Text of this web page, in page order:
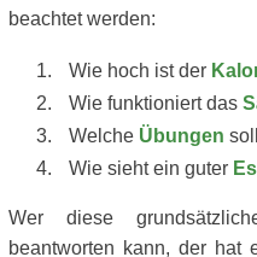
beachtet werden:
Wie hoch ist der
Wie funktioniert das
Welche Übungen
Wie sieht ein guter
Wer diese
beantworten kann, der hat